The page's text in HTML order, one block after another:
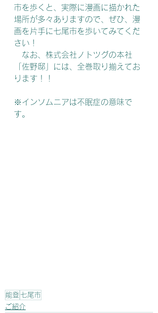
市を歩くと、実際に漫画に描かれた
場所が多々ありますので、ぜひ、漫
画を片手に七尾市を歩いてみてくだ
さい！
なお、株式会社ノトツグの本社
「佐野邸」には、全巻取り揃えてお
ります！！
※インソムニアは不眠症の意味で
す。
能登 七尾市
ご紹介